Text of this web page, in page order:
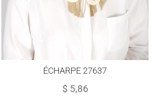
ÉCHARPE 27637
$ 5,86